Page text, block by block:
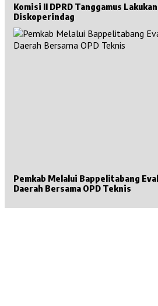
Komisi II DPRD Tanggamus
Diskoperindag
Pemkab Melalui Bappelitabang
Daerah Bersama OPD Teknis